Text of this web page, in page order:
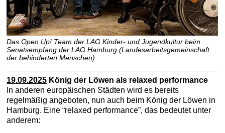
Das Open Up! Team der LAG Kinder- und Jugendkultur beim
Senatsempfang der LAG Hamburg (Landesarbeitsgemeinschaft
der behinderten Menschen)
19.09.2025 König der Löwen als relaxed performance
In anderen europäischen Städten wird es bereits
regelmäßig angeboten, nun auch beim König der Löwen in
Hamburg. Eine “relaxed performance”, das bedeutet unter
anderem: